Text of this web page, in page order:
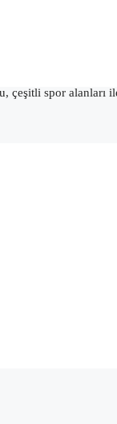
çeşitli spor alanları